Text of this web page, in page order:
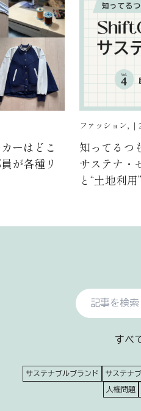
ーはどこ
が各種リ
ファッション, ｜
知ってるつ
サステナ・
と“土地利
すべ
サステナブルブランド サステナ
人権問題